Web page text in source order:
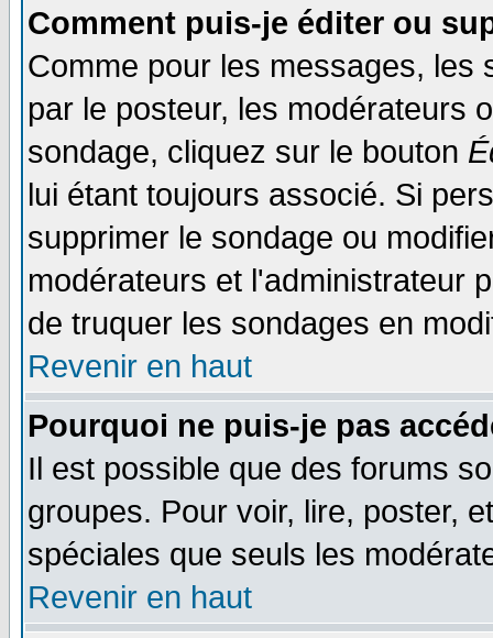
Comment puis-je éditer ou
Comme pour les messages, les
par le posteur, les modérateurs
sondage, cliquez sur le bouton
lui étant toujours associé. Si
supprimer le sondage ou
modérateurs et l'administrateur
de truquer les sondages en
Revenir en haut
Pourquoi ne puis-je pas
Il est possible que des forums
groupes. Pour voir, lire, poster,
spéciales que seuls les
Revenir en haut